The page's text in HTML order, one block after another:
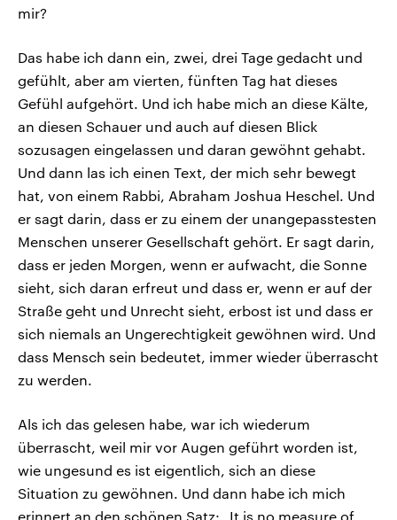
mir?
Das habe ich dann ein, zwei, drei Tage gedacht und
gefühlt, aber am vierten, fünften Tag hat dieses
Gefühl aufgehört. Und ich habe mich an diese Kälte,
an diesen Schauer und auch auf diesen Blick
sozusagen eingelassen und daran gewöhnt gehabt.
Und dann las ich einen Text, der mich sehr bewegt
hat, von einem Rabbi, Abraham Joshua Heschel. Und
er sagt darin, dass er zu einem der unangepasstesten
Menschen unserer Gesellschaft gehört. Er sagt darin,
dass er jeden Morgen, wenn er aufwacht, die Sonne
sieht, sich daran erfreut und dass er, wenn er auf der
Straße geht und Unrecht sieht, erbost ist und dass er
sich niemals an Ungerechtigkeit gewöhnen wird. Und
dass Mensch sein bedeutet, immer wieder überrascht
zu werden.
Als ich das gelesen habe, war ich wiederum
überrascht, weil mir vor Augen geführt worden ist,
wie ungesund es ist eigentlich, sich an diese
Situation zu gewöhnen. Und dann habe ich mich
erinnert an den schönen Satz: „It is no measure of